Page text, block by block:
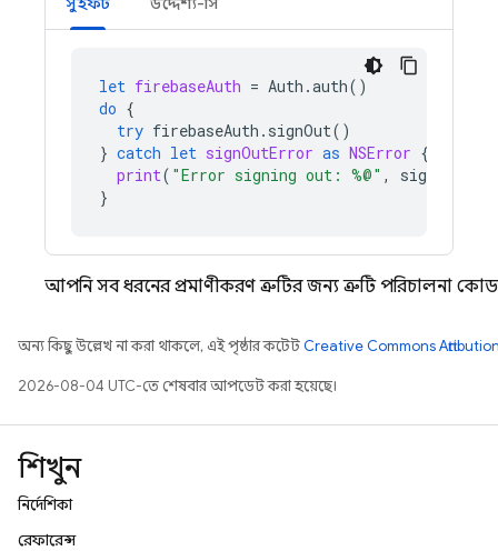
let firebaseAuth = Auth .auth()
do {
try firebaseAuth . signOut()
} catch let signOutError as NSError {
print( "Error signing out: %@" ,
}
আপনি সব ধরনের প্রমাণীকরণ ত্রুটির জন্য ত্রুটি পরিচালনা
অন্য কিছু উল্লেখ না করা থাকলে, এই পৃষ্ঠার কন্টেন্টCreative Commons
2026-08-04 UTC-তে শেষবার আপডেট করা হয়েছে।
শিখুন
নির্দেশিকা
রেফারেন্স